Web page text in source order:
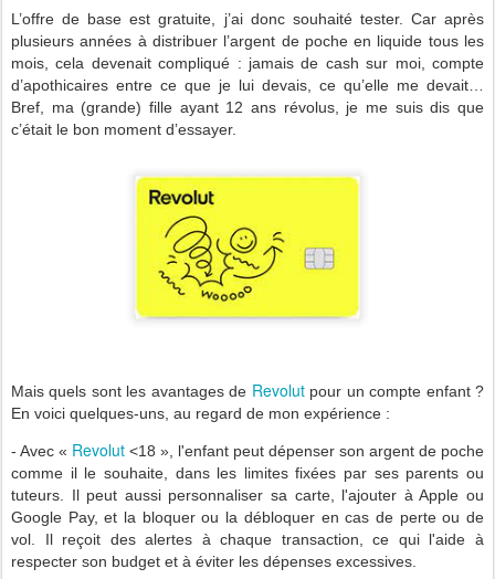
L’offre de base est gratuite, j’ai donc souhaité tester. Car après
plusieurs années à distribuer l’argent de poche en liquide tous les
mois, cela devenait compliqué : jamais de cash sur moi, compte
d’apothicaires entre ce que je lui devais, ce qu’elle me devait…
Bref, ma (grande) fille ayant 12 ans révolus, je me suis dis que
c’était le bon moment d’essayer.
Mais quels sont les avantages de Revolutpour un compte enfant ?
En voici quelques-uns, au regard de mon expérience :
- Avec « Revolut <18 », l'enfant peut dépenser son argent de poche
comme il le souhaite, dans les limites fixées par ses parents ou
tuteurs. Il peut aussi personnaliser sa carte, l'ajouter à Apple ou
Google Pay, et la bloquer ou la débloquer en cas de perte ou de
vol. Il reçoit des alertes à chaque transaction, ce qui l'aide à
respecter son budget et à éviter les dépenses excessives.